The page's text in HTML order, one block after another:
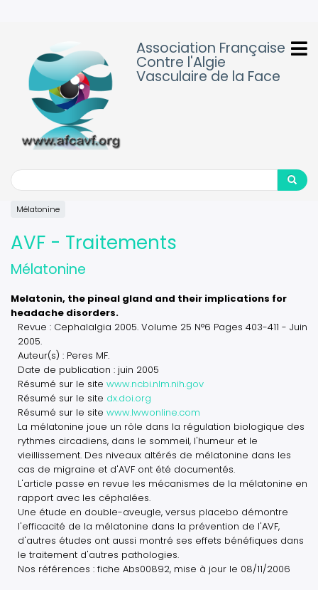
Association Française
Contre l'Algie
Vasculaire de la Face
Search
Search
Mélatonine
AVF - Traitements
Mélatonine
Melatonin, the pineal gland and their implications for
headache disorders.
Revue : Cephalalgia 2005. Volume 25 N°6 Pages 403-411 - Juin
2005.
Auteur(s) : Peres MF.
Date de publication : juin 2005
Résumé sur le site www.ncbi.nlm.nih.gov
Résumé sur le site dx.doi.org
Résumé sur le site www.lwwonline.com
La mélatonine joue un rôle dans la régulation biologique des
rythmes circadiens, dans le sommeil, l'humeur et le
vieillissement. Des niveaux altérés de mélatonine dans les
cas de migraine et d'AVF ont été documentés.
L'article passe en revue les mécanismes de la mélatonine en
rapport avec les céphalées.
Une étude en double-aveugle, versus placebo démontre
l'efficacité de la mélatonine dans la prévention de l'AVF,
d'autres études ont aussi montré ses effets bénéfiques dans
le traitement d'autres pathologies.
Nos références : fiche Abs00892, mise à jour le 08/11/2006